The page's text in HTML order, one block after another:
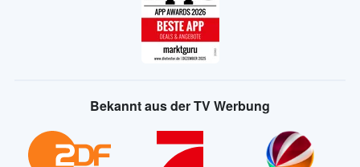
Bekannt aus der TV Werbung